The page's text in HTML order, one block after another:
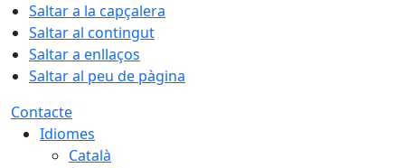
Saltar a la capçalera
Saltar al contingut
Saltar a enllaços
Saltar al peu de pàgina
Contacte
Idiomes
Català